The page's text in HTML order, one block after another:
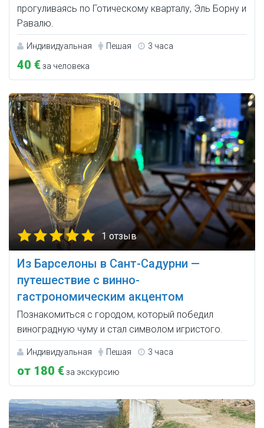
прогуливаясь по Готическому кварталу, Эль Борну и
Равалю.
Индивидуальная Пешая 3 часа
40 €за человека
1 отзыв
Из Барселоны в Сант-Садурни —
путешествие с винно-
гастрономическим акцентом
Познакомиться с городом, который победил
виноградную чуму и стал символом игристого.
Индивидуальная Пешая 3 часа
от 180 €за экскурсию